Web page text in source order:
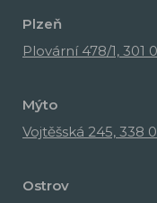
Plzeň
Plovární 478/1, 301
Mýto
Vojtěšská 245, 338
Ostrov